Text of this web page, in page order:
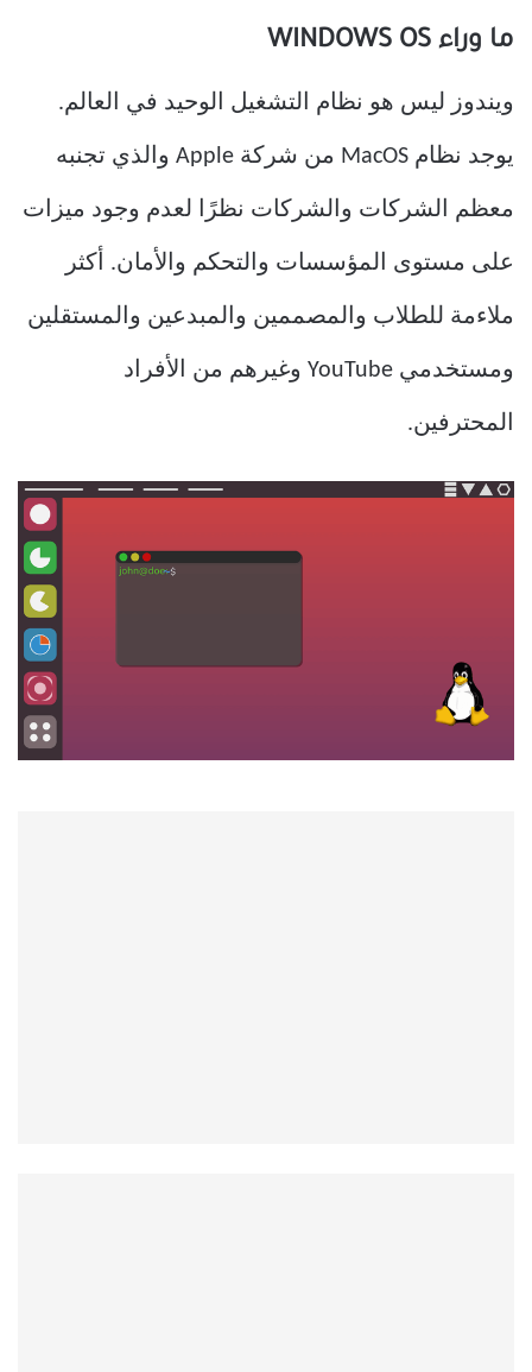
ما وراء WINDOWS OS
ويندوز ليس هو نظام التشغيل الوحيد في العالم.
يوجد نظام MacOS من شركة Apple والذي تجنبه
معظم الشركات والشركات نظرًا لعدم وجود ميزات
على مستوى المؤسسات والتحكم والأمان. أكثر
ملاءمة للطلاب والمصممين والمبدعين والمستقلين
ومستخدمي YouTube وغيرهم من الأفراد
المحترفين.